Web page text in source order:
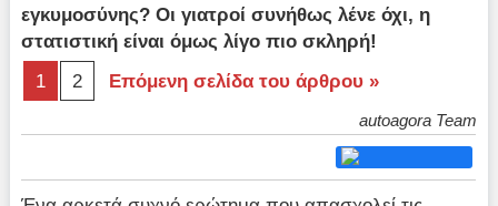
εγκυμοσύνης? Οι γιατροί συνήθως λένε όχι, η
στατιστική είναι όμως λίγο πιο σκληρή!
1
2 Επόμενη σελίδα του άρθρου »
autoagora Team